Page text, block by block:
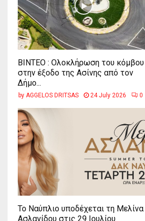
ΒΙΝΤΕΟ : Ολοκλήρωση του κόμβου
στην έξοδο της Ασίνης από τον
Δήμο...
by AGGELOS DRITSAS 24 July 2026 0
Το Ναύπλιο υποδέχεται τη Μελίνα
Ασλανίδου στις 29 Ιουλίου